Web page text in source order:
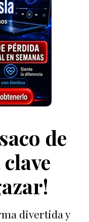
de
divertida y